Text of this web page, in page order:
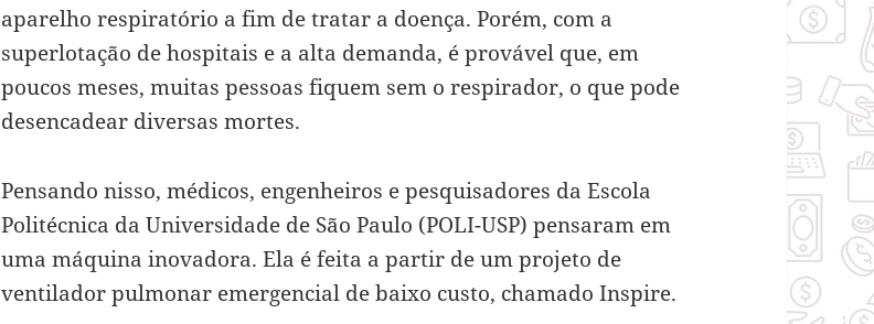
aparelho respiratório a fim de tratar a doença. Porém, com a
superlotação de hospitais e a alta demanda, é provável que, em
poucos meses, muitas pessoas fiquem sem o respirador, o que pode
desencadear diversas mortes.
Pensando nisso, médicos, engenheiros e pesquisadores da Escola
Politécnica da Universidade de São Paulo (POLI-USP) pensaram em
umamáquina inovadora. Ela é feita a partir de um projeto de
ventilador pulmonar emergencial de baixo custo, chamado Inspire.